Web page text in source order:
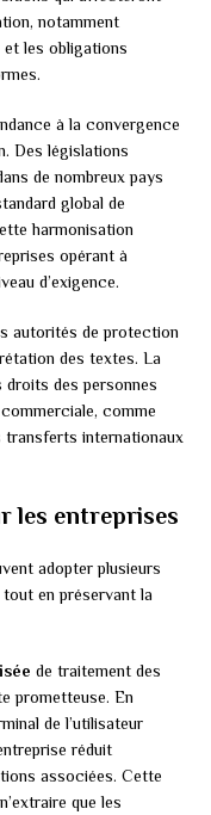
notamment
les obligations
à la convergence
Des législations
de nombreux pays
global de
harmonisation
opérant à
d’exigence.
autorités de protection
des textes. La
des personnes
comme
transferts internationaux
les entreprises
adopter plusieurs
en préservant la
de traitement des
prometteuse. En
de l’utilisateur
réduit
associées. Cette
que les